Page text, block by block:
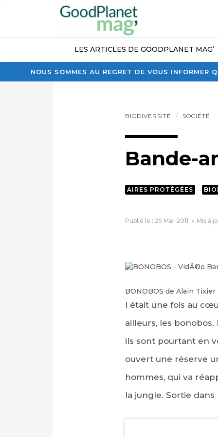
NOUS SOMMES AU REGRET DE VOUS
LES ARTICLES DE GOODPLANET MAG’
BIODIVERSITÉ SOCIÉTÉ
Bande-
AIRES PROTÉGÉES
Publié le : 25 Mar 2011 Mis à
BONOBOS de Alain Tixier
l était une fois au
ailleurs, les
ils sont pourtant en
ouvert une réserve
hommes, qui va
la jungle. Sortie dans